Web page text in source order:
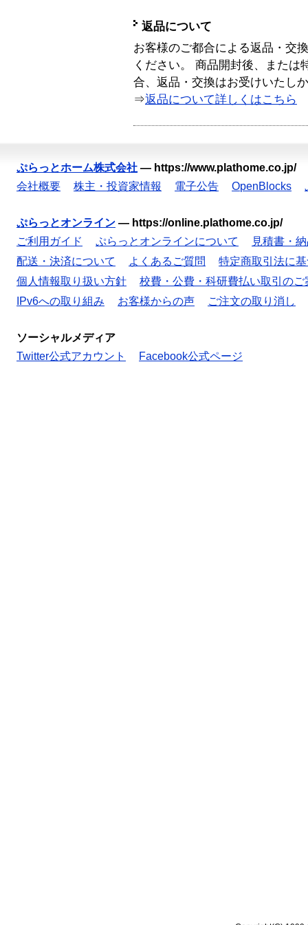
返品について
お客様のご都合による返品・交
ください。 商品開封後、または
合、返品・交換はお受けいたし
⇒返品について詳しくはこちら
ぷらっとホーム株式会社 — https://www.plathome.co.jp/
会社概要
株主・投資家情報 電子公告 OpenBlocks
ぷらっとオンライン — https://online.plathome.co.jp/
ご利用ガイド
ぷらっとオンラインについて
見積書・
配送・決済について
よくあるご質問
特定商取引法に
個人情報取り扱い方針
校費・公費・科研費払い取引のご
IPv6への取り組み
お客様からの声 ご注文の取り消し
ソーシャルメディア
Twitter公式アカウント
Facebook公式ページ